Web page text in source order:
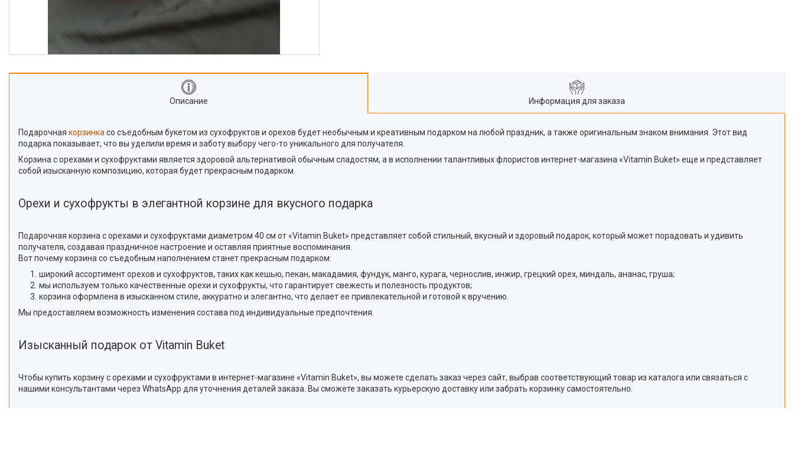
Отзывы
Описание Информация для заказа
Подарочная корзинка со съедобным букетом из сухофруктов и орехов будет необычным и креативным подарком на любой праздник, а также оригинальным знаком внимания. Этот вид
подарка показывает, что вы уделили время и заботу выбору чего-то уникального для получателя.
Корзина с орехами и сухофруктами является здоровой альтернативой обычным сладостям, а в исполнении талантливых флористов интернет-магазина «Vitamin Buket» еще и представляет
собой изысканную композицию, которая будет прекрасным подарком.
Орехи и сухофрукты в элегантной корзине для вкусного подарка
Подарочная корзина с орехами и сухофруктами диаметром 40 см от «Vitamin Buket» представляет собой стильный, вкусный и здоровый подарок, который может порадовать и удивить
получателя, создавая праздничное настроение и оставляя приятные воспоминания.
Вот почему корзина со съедобным наполнением станет прекрасным подарком:
широкий ассортимент орехов и сухофруктов, таких как кешью, пекан, макадамия, фундук, манго, курага, чернослив, инжир, грецкий орех, миндаль, ананас, груша;
мы используем только качественные орехи и сухофрукты, что гарантирует свежесть и полезность продуктов;
корзина оформлена в изысканном стиле, аккуратно и элегантно, что делает ее привлекательной и готовой к вручению.
Мы предоставляем возможность изменения состава под индивидуальные предпочтения.
Изысканный подарок от Vitamin Buket
Чтобы купить корзину с орехами и сухофруктами в интернет-магазине «Vitamin Buket», вы можете сделать заказ через сайт, выбрав соответствующий товар из каталога или связаться с
нашими консультантами через WhatsApp для уточнения деталей заказа. Вы сможете заказать курьерскую доставку или забрать корзинку самостоятельно.